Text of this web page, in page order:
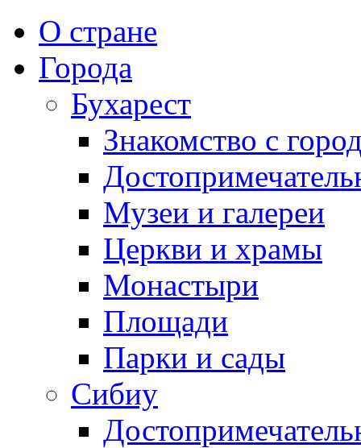
О стране
Города
Бухарест
Знакомство с
Музеи и галереи
Церкви и храмы
Монастыри
Площади
Парки и сады
Сибиу